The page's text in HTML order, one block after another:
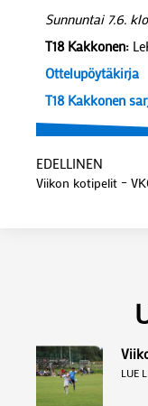
Sunnuntai 7.6.
T18 Kakkonen:
Ottelupöytäkirja
T18 Kakkonen
EDELLINEN
Viikon kotipelit –
LUE